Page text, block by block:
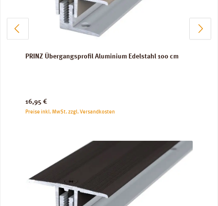
PRINZ Übergangsprofil Aluminium Edelstahl 100 cm
Regulärer Preis:
16,95 €
Preise inkl. MwSt. zzgl. Versandkosten